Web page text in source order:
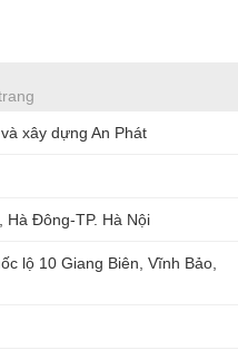
xây dựng An Phát
Hà Đông-TP. Hà Nội
lộ 10 Giang Biên, Vĩnh Bảo,